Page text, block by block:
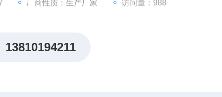
厂商性质：生产厂家 访问量：988
13810194211